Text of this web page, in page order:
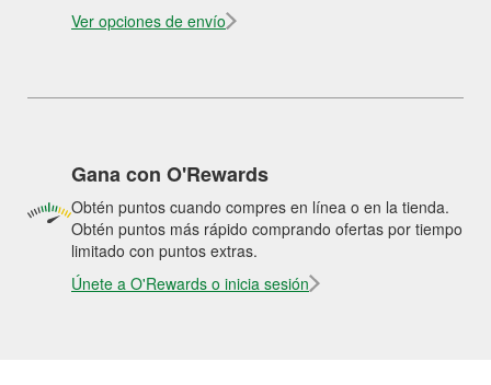
Ver opciones de envío
Gana con O'Rewards
Obtén puntos cuando compres en línea o en la tienda.
Obtén puntos más rápido comprando ofertas por tiempo
limitado con puntos extras.
Únete a O'Rewards o inicia sesión